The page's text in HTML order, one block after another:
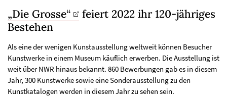
„Die Grosse“
feiert 2022 ihr 120-jähriges
Bestehen
Als eine der wenigen Kunstausstellung weltweit können Besucher
Kunstwerke in einem Museum käuflich erwerben. Die Ausstellung ist
weit über NWR hinaus bekannt. 860 Bewerbungen gab es in diesem
Jahr, 300 Kunstwerke sowie eine Sonderausstellung zu den
Kunstkatalogen werden in diesem Jahr zu sehen sein.